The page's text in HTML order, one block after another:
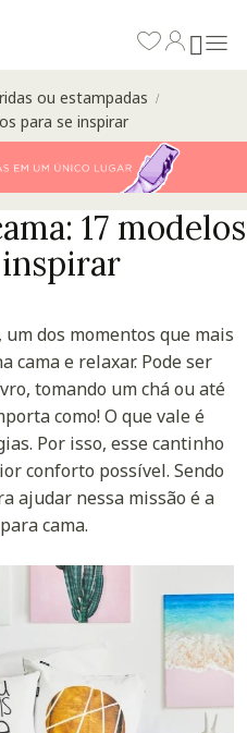
ou estampadas /
para se inspirar
17 modelos
dos momentos que mais
cama e relaxar. Pode ser
tomando um chá ou até
como! O que vale é
Por isso, esse cantinho
conforto possível. Sendo
ajudar nessa missão é a
cama.